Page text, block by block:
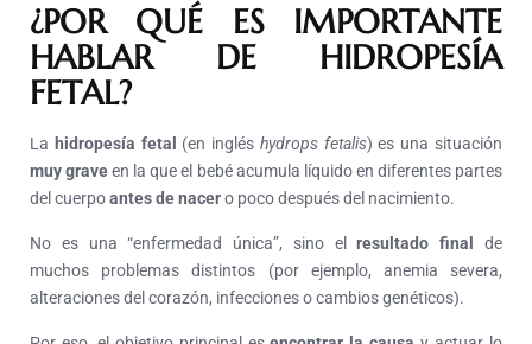
¿POR QUÉ ES IMPORTANTE
HABLAR DE HIDROPESÍA
FETAL?
La hidropesía fetal (en inglés hydrops fetalis) es una situación
muy graveen la que el bebé acumula líquido en diferentes partes
del cuerpoantes de nacero poco después del nacimiento.
No es una “enfermedad única”, sino elresultado final
de
muchos problemas distintos (por ejemplo, anemia severa,
alteraciones del corazón, infecciones o cambios genéticos).